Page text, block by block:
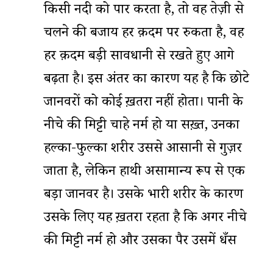
किसी नदी को पार करता है, तो वह तेज़ी से
चलने की बजाय हर क़दम पर रुकता है, वह
हर क़दम बड़ी सावधानी से रखते हुए आगे
बढ़ता है। इस अंतर का कारण यह है कि छोटे
जानवरों को कोई ख़तरा नहीं होता। पानी के
नीचे की मिट्टी चाहे नर्म हो या सख़्त, उनका
हल्का-फुल्का शरीर उससे आसानी से गुज़र
जाता है, लेकिन हाथी असामान्य रूप से एक
बड़ा जानवर है। उसके भारी शरीर के कारण
उसके लिए यह ख़तरा रहता है कि अगर नीचे
की मिट्टी नर्म हो और उसका पैर उसमें धँस